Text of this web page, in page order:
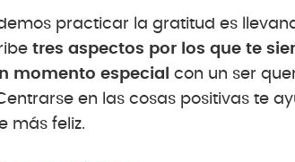
practicar la gratitud es
tres aspectos por los que te
momento especial
con un ser
en las cosas positivas te
más feliz.